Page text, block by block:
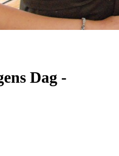
Dag -